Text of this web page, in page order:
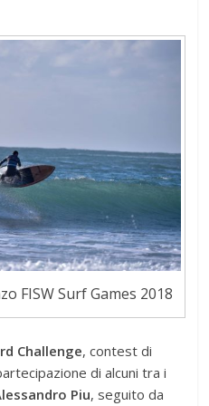
FISW Surf Games 2018
Challenge, contest di
di alcuni tra i
Piu, seguito da